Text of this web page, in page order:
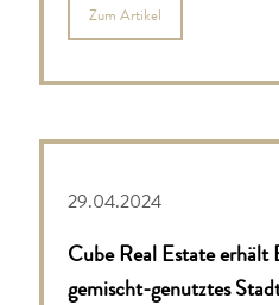
Zum Artikel
29.04.2024
Cube Real Estate erhält
gemischt-genutztes